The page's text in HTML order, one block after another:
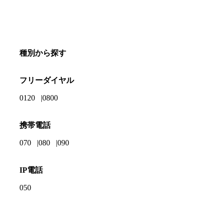
種別から探す
フリーダイヤル
0120 0800
携帯電話
070 080 090
IP電話
050